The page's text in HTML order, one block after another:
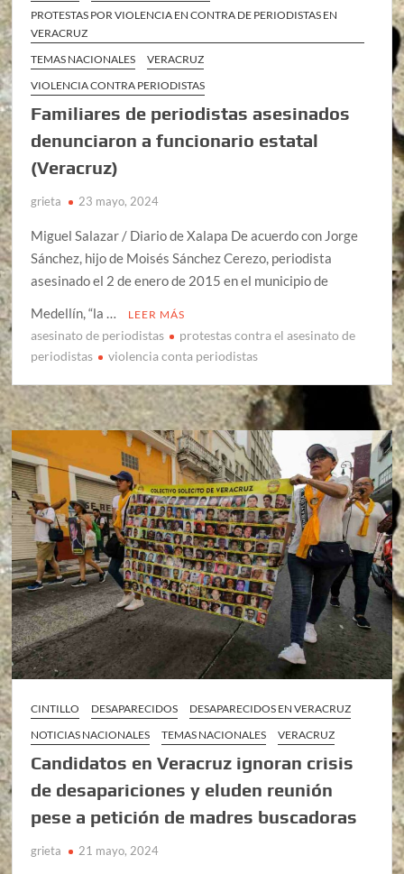
PROTESTAS POR VIOLENCIA EN CONTRA DE PERIODISTAS EN
VERACRUZ
TEMAS NACIONALES
VERACRUZ
VIOLENCIA CONTRA PERIODISTAS
Familiares de periodistas asesinados
denunciaron a funcionario estatal
(Veracruz)
grieta 23 mayo, 2024
Miguel Salazar / Diario de Xalapa De acuerdo con Jorge
Sánchez, hijo de Moisés Sánchez Cerezo, periodista
asesinado el 2 de enero de 2015 en el municipio de
Medellín, “la …
LEER MÁS
asesinato de periodistas
protestas contra el asesinato de
periodistas
violencia conta periodistas
CINTILLO DESAPARECIDOS
DESAPARECIDOS EN VERACRUZ
NOTICIAS NACIONALES
TEMAS NACIONALES VERACRUZ
Candidatos en Veracruz ignoran crisis
de desapariciones y eluden reunión
pese a petición de madres buscadoras
grieta 21 mayo, 2024